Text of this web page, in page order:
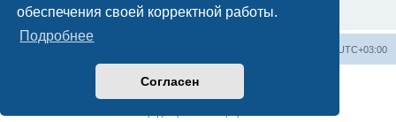
обеспечения своей корректной работы.
Подробнее
Согласен
вашей учётной записи.
UTC+03:00
Создано на основеphpBB® Forum Software © phpBB Limited
Русская поддержка phpBB